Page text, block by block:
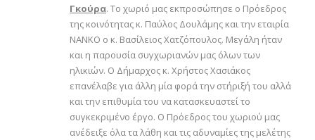
Γκούρα. Το χωριό μας εκπροσώπησε ο Πρόεδρος
της κοινότητας κ. Παύλος Δουλάμης και την εταιρία
ΝΑΝΚΟ ο κ. Βασίλειος Χατζόπουλος. Μεγάλη ήταν
και η παρουσία συγχωριανών μας όλων των
ηλικιών. Ο Δήμαρχος κ. Χρήστος Χασιάκος
επανέλαβε για άλλη μία φορά την στήριξή του αλλά
και την επιθυμία του να κατασκευαστεί το
συγκεκριμένο έργο. Ο Πρόεδρος του χωριού μας
ανέδειξε όλα τα λάθη και τις αδυναμίες της μελέτης